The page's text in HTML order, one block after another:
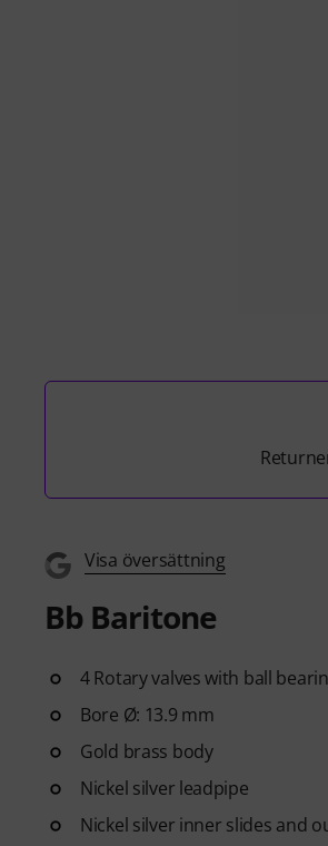
Visa översättning
Bb Baritone
4 Rotary valves with ball
Bore Ø: 13.9 mm
Gold brass body
Nickel silver leadpipe
Nickel silver inner slides and